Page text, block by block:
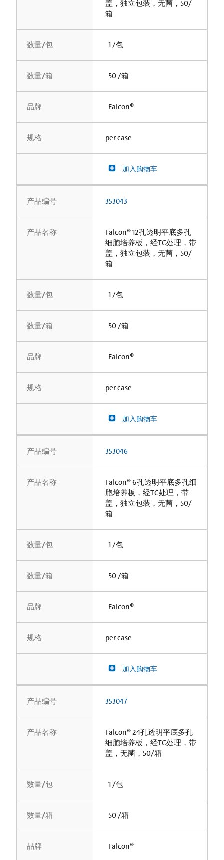
盖，独立包装，无菌，50/
箱
数量/包 1 /包
数量/箱 50 /箱
品牌 Falcon®
规格 per case
加入购物车
产品编号 353043
产品名称
Falcon® 12孔透明平底多孔
细胞培养板，经TC处理，带
盖，独立包装，无菌，50/
箱
数量/包 1 /包
数量/箱 50 /箱
品牌 Falcon®
规格 per case
加入购物车
产品编号 353046
产品名称
Falcon® 6孔透明平底多孔细
胞培养板，经TC处理，带
盖，独立包装，无菌，50/
箱
数量/包 1 /包
数量/箱 50 /箱
品牌 Falcon®
规格 per case
加入购物车
产品编号 353047
产品名称
Falcon® 24孔透明平底多孔
细胞培养板，经TC处理，带
盖，无菌，50/箱
数量/包 1 /包
数量/箱 50 /箱
品牌 Falcon®